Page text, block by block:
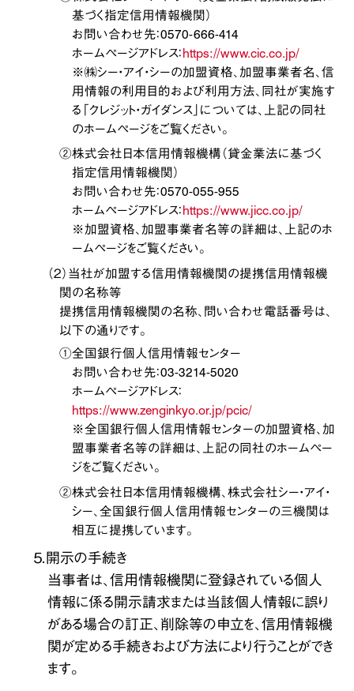
基づく指定信用情報機関）
お問い合わせ先：0570-666-414
ホームページアドレス：https://www.cic.co.jp/
※㈱シー・アイ・シーの加盟資格、加盟事業者名、信
用情報の利用目的および利用方法、同社が実施す
る「クレジット・ガイダンス」については、上記の同社
のホームページをご覧ください。
②株式会社日本信用情報機構（貸金業法に基づく
指定信用情報機関）
お問い合わせ先：0570-055-955
ホームページアドレス： https://www.jicc.co.jp/
※加盟資格、加盟事業者名等の詳細は、上記のホ
ームページをご覧ください。
（２）当社が加盟する信用情報機関の提携信用情報機
関の名称等
提携信用情報機関の名称、問い合わせ電話番号は、
以下の通りです。
①全国銀行個人信用情報センター
お問い合わせ先：03-3214-5020
ホームページアドレス：
https://www.zenginkyo.or.jp/pcic/
※全国銀行個人信用情報センターの加盟資格、加
盟事業者名等の詳細は、上記の同社のホームペー
ジをご覧ください。
②株式会社日本信用情報機構、株式会社シー・アイ・
シー、全国銀行個人信用情報センターの三機関は
相互に提携しています。
５．開示の手続き
当事者は、信用情報機関に登録されている個人
情報に係る開示請求または当該個人情報に誤り
がある場合の訂正、削除等の申立を、信用情報機
関が定める手続きおよび方法により行うことができ
ます。